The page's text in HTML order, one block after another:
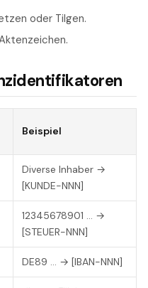
oder Tilgen.
Beispiel
Diverse Inhaber →
[KUNDE-NNN]
12345678901 … →
[STEUER-NNN]
DE89 … → [IBAN-NNN]